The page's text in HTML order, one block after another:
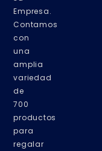
Empresa.
Contamos
con
una
amplia
variedad
de
700
productos
para
regalar